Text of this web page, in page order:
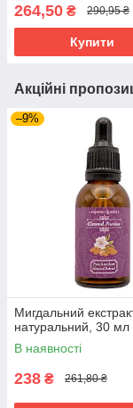
264,50 ₴ 290,95 ₴
Купити
Акційні
–9%
Мигдальний
натуральний, 30 мл
В наявності
238 ₴ 261,80 ₴